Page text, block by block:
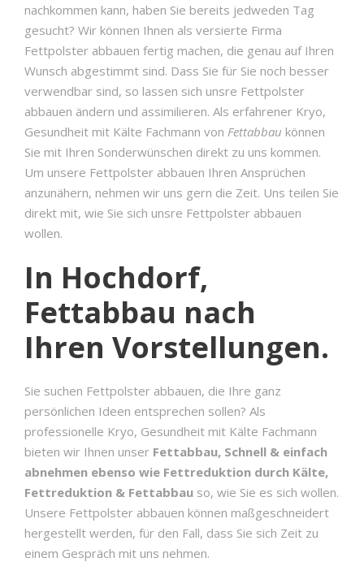
nachkommen kann, haben Sie bereits jedweden Tag
gesucht? Wir können Ihnen als versierte Firma
Fettpolster abbauen fertig machen, die genau auf Ihren
Wunsch abgestimmt sind. Dass Sie für Sie noch besser
verwendbar sind, so lassen sich unsre Fettpolster
abbauen ändern und assimilieren. Als erfahrener Kryo,
Gesundheit mit Kälte Fachmann von Fettabbau können
Sie mit Ihren Sonderwünschen direkt zu uns kommen.
Um unsere Fettpolster abbauen Ihren Ansprüchen
anzunähern, nehmen wir uns gern die Zeit. Uns teilen Sie
direkt mit, wie Sie sich unsre Fettpolster abbauen
wollen.
In Hochdorf,
Fettabbau nach
Ihren Vorstellungen.
Sie suchen Fettpolster abbauen, die Ihre ganz
persönlichen Ideen entsprechen sollen? Als
professionelle Kryo, Gesundheit mit Kälte Fachmann
bieten wir Ihnen unser Fettabbau, Schnell & einfach
abnehmen ebenso wie Fettreduktion durch Kälte,
Fettreduktion & Fettabbau so, wie Sie es sich wollen.
Unsere Fettpolster abbauen können maßgeschneidert
hergestellt werden, für den Fall, dass Sie sich Zeit zu
einem Gespräch mit uns nehmen.